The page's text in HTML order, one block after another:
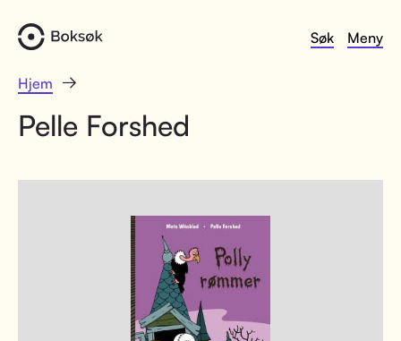
Søk Meny
Hjem
Pelle Forshed